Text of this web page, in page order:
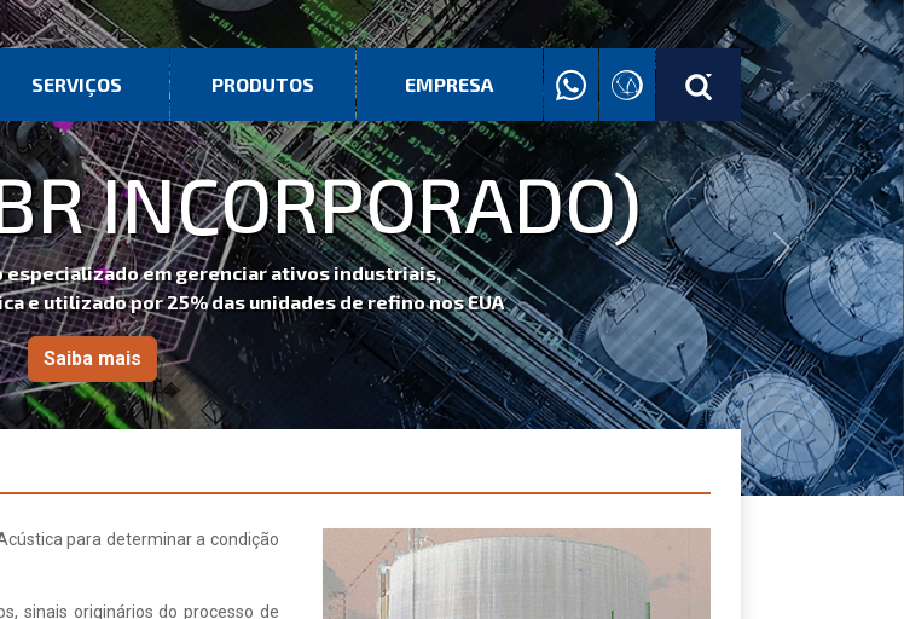
INCORPORADO)
em gerenciar ativos industriais,
e utilizado por 25% das unidades de refino nos EUA
Saiba mais
Next
SERVIÇOS PRODUTOS EMPRESA
para determinar a condição
sinais originários do processo de